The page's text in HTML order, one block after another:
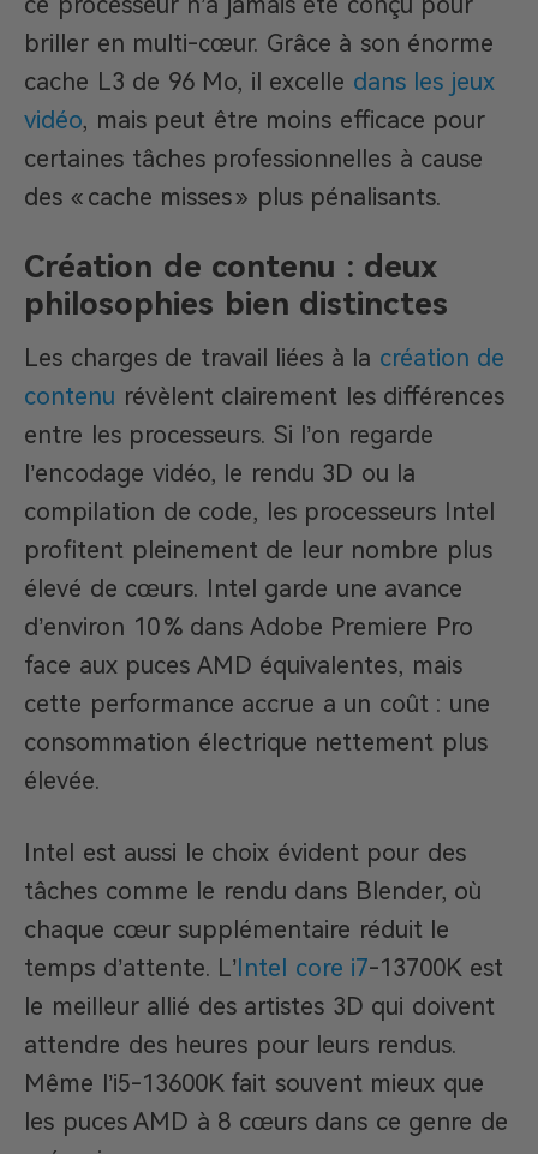
briller en multi-cœur. Grâce à son énorme
cache L3 de 96 Mo, il excelle dans les jeux
vidéo, mais peut être moins efficace pour
certaines tâches professionnelles à cause
des « cache misses » plus pénalisants.
Création de contenu : deux
philosophies bien distinctes
Les charges de travail liées à la création de
contenu révèlent clairement les différences
entre les processeurs. Si l’on regarde
l’encodage vidéo, le rendu 3D ou la
compilation de code, les processeurs Intel
profitent pleinement de leur nombre plus
élevé de cœurs. Intel garde une avance
d’environ 10 % dans Adobe Premiere Pro
face aux puces AMD équivalentes, mais
cette performance accrue a un coût : une
consommation électrique nettement plus
élevée.
Intel est aussi le choix évident pour des
tâches comme le rendu dans Blender, où
chaque cœur supplémentaire réduit le
temps d’attente. L’Intel core i7-13700K est
le meilleur allié des artistes 3D qui doivent
attendre des heures pour leurs rendus.
Même l’i5-13600K fait souvent mieux que
les puces AMD à 8 cœurs dans ce genre de